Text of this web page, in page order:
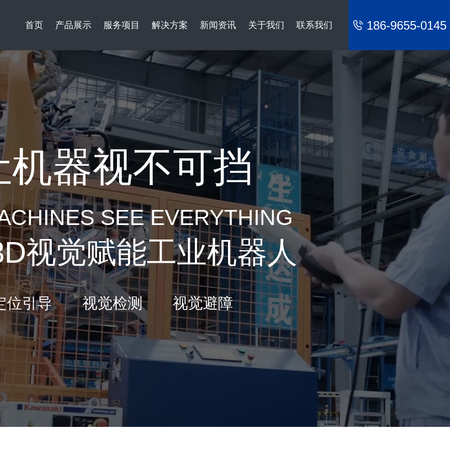
186-9655-0145
首页 产品展示 服务项目 解决方案 新闻资讯 关于我们 联系我们
机器视不可挡
SEE EVERYTHING
视觉赋能工业机器人
位引导 视觉检测 视觉避障